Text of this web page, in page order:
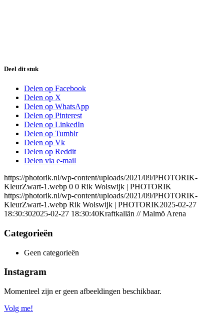
Deel dit stuk
Delen op Facebook
Delen op X
Delen op WhatsApp
Delen op Pinterest
Delen op LinkedIn
Delen op Tumblr
Delen op Vk
Delen op Reddit
Delen via e-mail
https://photorik.nl/wp-content/uploads/2021/09/PHOTORIK-
KleurZwart-1.webp 0 0 Rik Wolswijk | PHOTORIK
https://photorik.nl/wp-content/uploads/2021/09/PHOTORIK-
KleurZwart-1.webp Rik Wolswijk | PHOTORIK2025-02-27
18:30:302025-02-27 18:30:40Kraftkallän // Malmö Arena
Categorieën
Geen categorieën
Instagram
Momenteel zijn er geen afbeeldingen beschikbaar.
Volg me!